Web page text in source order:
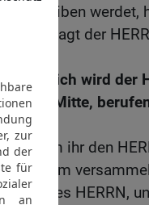
vertreiben
aber sagt der
wie mich wird der
eurer Mitte,
worum ihr den
vor ihm
des HERRN,